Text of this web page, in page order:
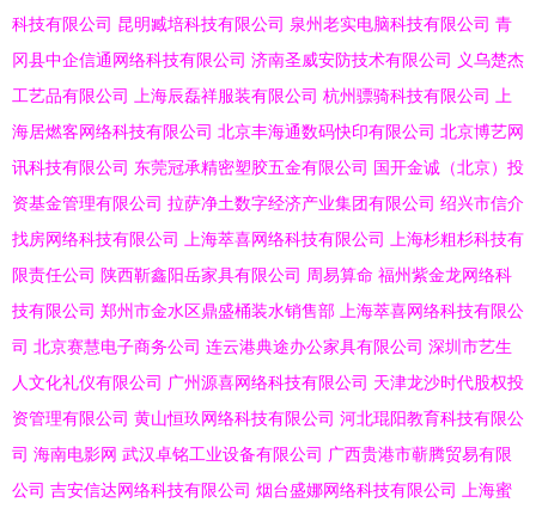
科技有限公司 昆明臧培科技有限公司 泉州老实电脑科技有限公司 青
冈县中企信通网络科技有限公司 济南圣威安防技术有限公司
义乌楚杰
工艺品有限公司
上海辰磊祥服装有限公司 杭州骠骑科技有限公司
上
海居燃客网络科技有限公司 北京丰海通数码快印有限公司 北京博艺网
讯科技有限公司 东莞冠承精密塑胶五金有限公司 国开金诚（北京）投
资基金管理有限公司 拉萨净土数字经济产业集团有限公司 绍兴市信介
找房网络科技有限公司
上海萃喜网络科技有限公司
上海杉粗杉科技有
限责任公司 陕西靳鑫阳岳家具有限公司 周易算命 福州紫金龙网络科
技有限公司 郑州市金水区鼎盛桶装水销售部
上海萃喜网络科技有限公
司 北京赛慧电子商务公司 连云港典途办公家具有限公司 深圳市艺生
人文化礼仪有限公司 广州源喜网络科技有限公司 天津龙沙时代股权投
资管理有限公司 黄山恒玖网络科技有限公司 河北琨阳教育科技有限公
司 海南电影网 武汉卓铭工业设备有限公司 广西贵港市蕲腾贸易有限
公司 吉安信达网络科技有限公司 烟台盛娜网络科技有限公司
上海蜜